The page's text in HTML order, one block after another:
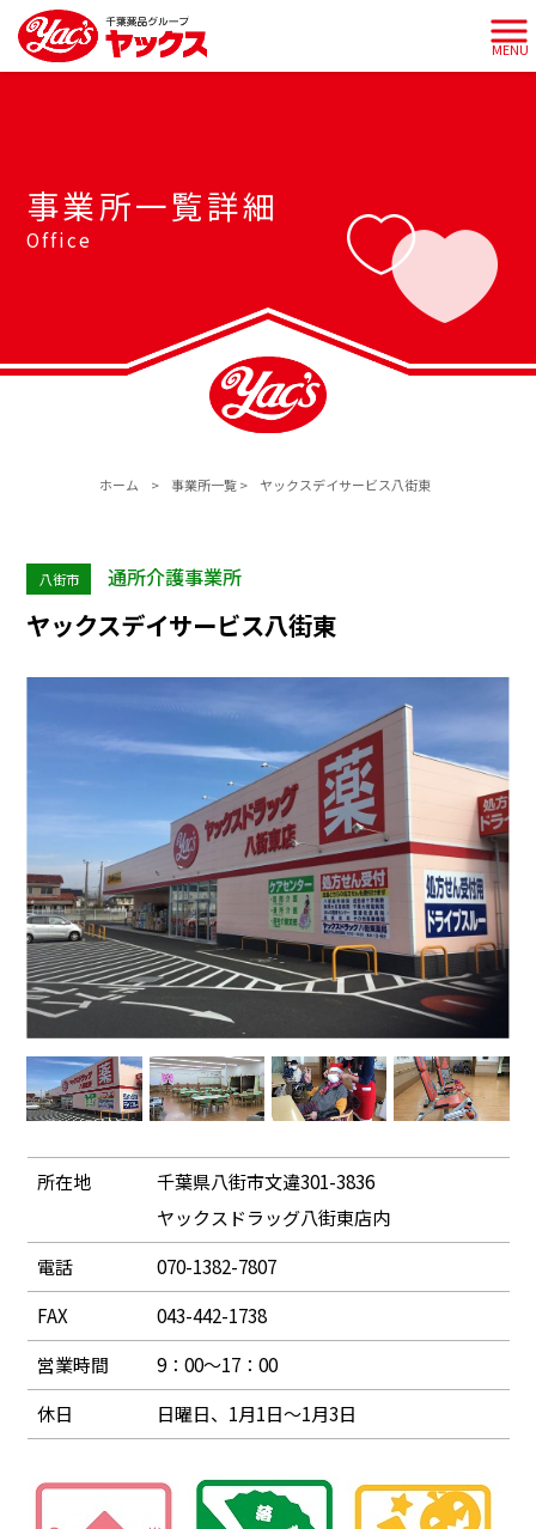
MENU
事業所一覧詳細
Office
ホーム > 事業所一覧> ヤックスデイサービス八街東
八街市 通所介護事業所
ヤックスデイサービス八街東
所在地
千葉県八街市文違301-3836
ヤックスドラッグ八街東店内
電話
070-1382-7807
FAX
043-442-1738
営業時間
9：00～17：00
休日
日曜日、1月1日～1月3日